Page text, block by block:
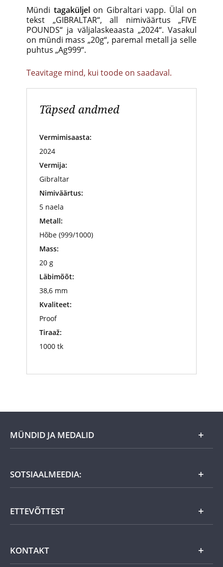
Mündi tagaküljelon Gibraltari vapp. Ülal on
tekst „GIBRALTAR“, all nimiväärtus „FIVE
POUNDS“ ja väljalaskeaasta „2024“. Vasakul
on mündi mass „20g“, paremal metall ja selle
puhtus „Ag999“.
Teavitage mind, kui toode on saadaval.
Täpsed andmed
Vermimisaasta:
2024
Vermija:
Gibraltar
Nimiväärtus:
5 naela
Metall:
Hõbe (999/1000)
Mass:
20 g
Läbimõõt:
38,6 mm
Kvaliteet:
Proof
Tiraaž:
1000 tk
MÜNDID JA MEDALID
Kuu eripakkumine
Kingiideed
Eesti tooted
Kuld
SOTSIAALMEEDIA:
ETTEVÕTTEST
KONTAKT